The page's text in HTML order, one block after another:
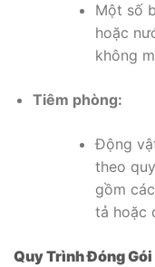
Một số
hoặc
không
Tiêm phòng:
Động
theo
gồm
tả hoặc
Quy Trình Đóng